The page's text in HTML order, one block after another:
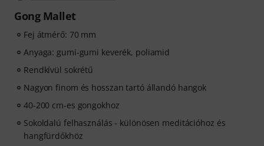
Gong Mallet
Fej átmérő: 70 mm
Anyaga: gumi-gumi keverék, poliamid
Rendkívül sokrétű
Nagyon finom és hosszan tartó állandó hangok
40-200 cm-es gongokhoz
Sokoldalú felhasználás - különösen meditációhoz és
hangfürdőkhöz